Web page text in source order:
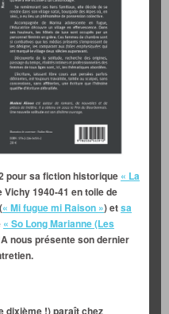
pour sa fiction historique « La
Vichy 1940-41 en toile de
« Mi fugue mi Raison ») etsa
« So Long Marianne (Les
nous présente son dernier
dixième !) paraît chez